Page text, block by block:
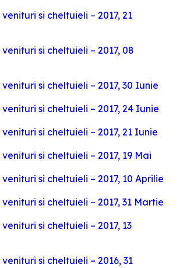
si cheltuieli – 2017, 21
si cheltuieli – 2017, 08
si cheltuieli – 2017, 30 Iunie
si cheltuieli – 2017, 24 Iunie
si cheltuieli – 2017, 21 Iunie
si cheltuieli – 2017, 19 Mai
si cheltuieli – 2017, 10 Aprilie
si cheltuieli – 2017, 31 Martie
si cheltuieli – 2017, 13
si cheltuieli – 2016, 31